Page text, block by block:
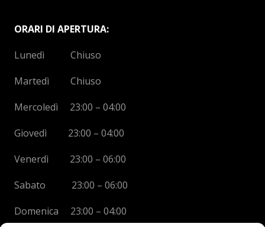
ORARI DI APERTURA:
Lunedì Chiuso
Martedì Chiuso
Mercoledì 23:00 – 04:00
Giovedì 23:00 – 04:00
Venerdì 23:00 – 06:00
Sabato 23:00 – 06:00
Domenica 23:00 – 04:00